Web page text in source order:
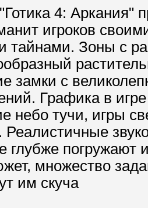
4: Аркания"
игроков
тайнами. Зоны с
замки с
Графика в
небо тучи, игры
глубже погружают
множество
им скуча